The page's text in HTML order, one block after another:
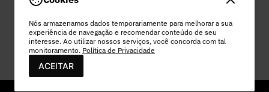
Nós armazenamos dados temporariamente para melhorar a sua
experiência de navegação e recomendar conteúdo de seu
interesse. Ao utilizar nossos serviços, você concorda com tal
monitoramento. Política de Privacidade
ACEITAR